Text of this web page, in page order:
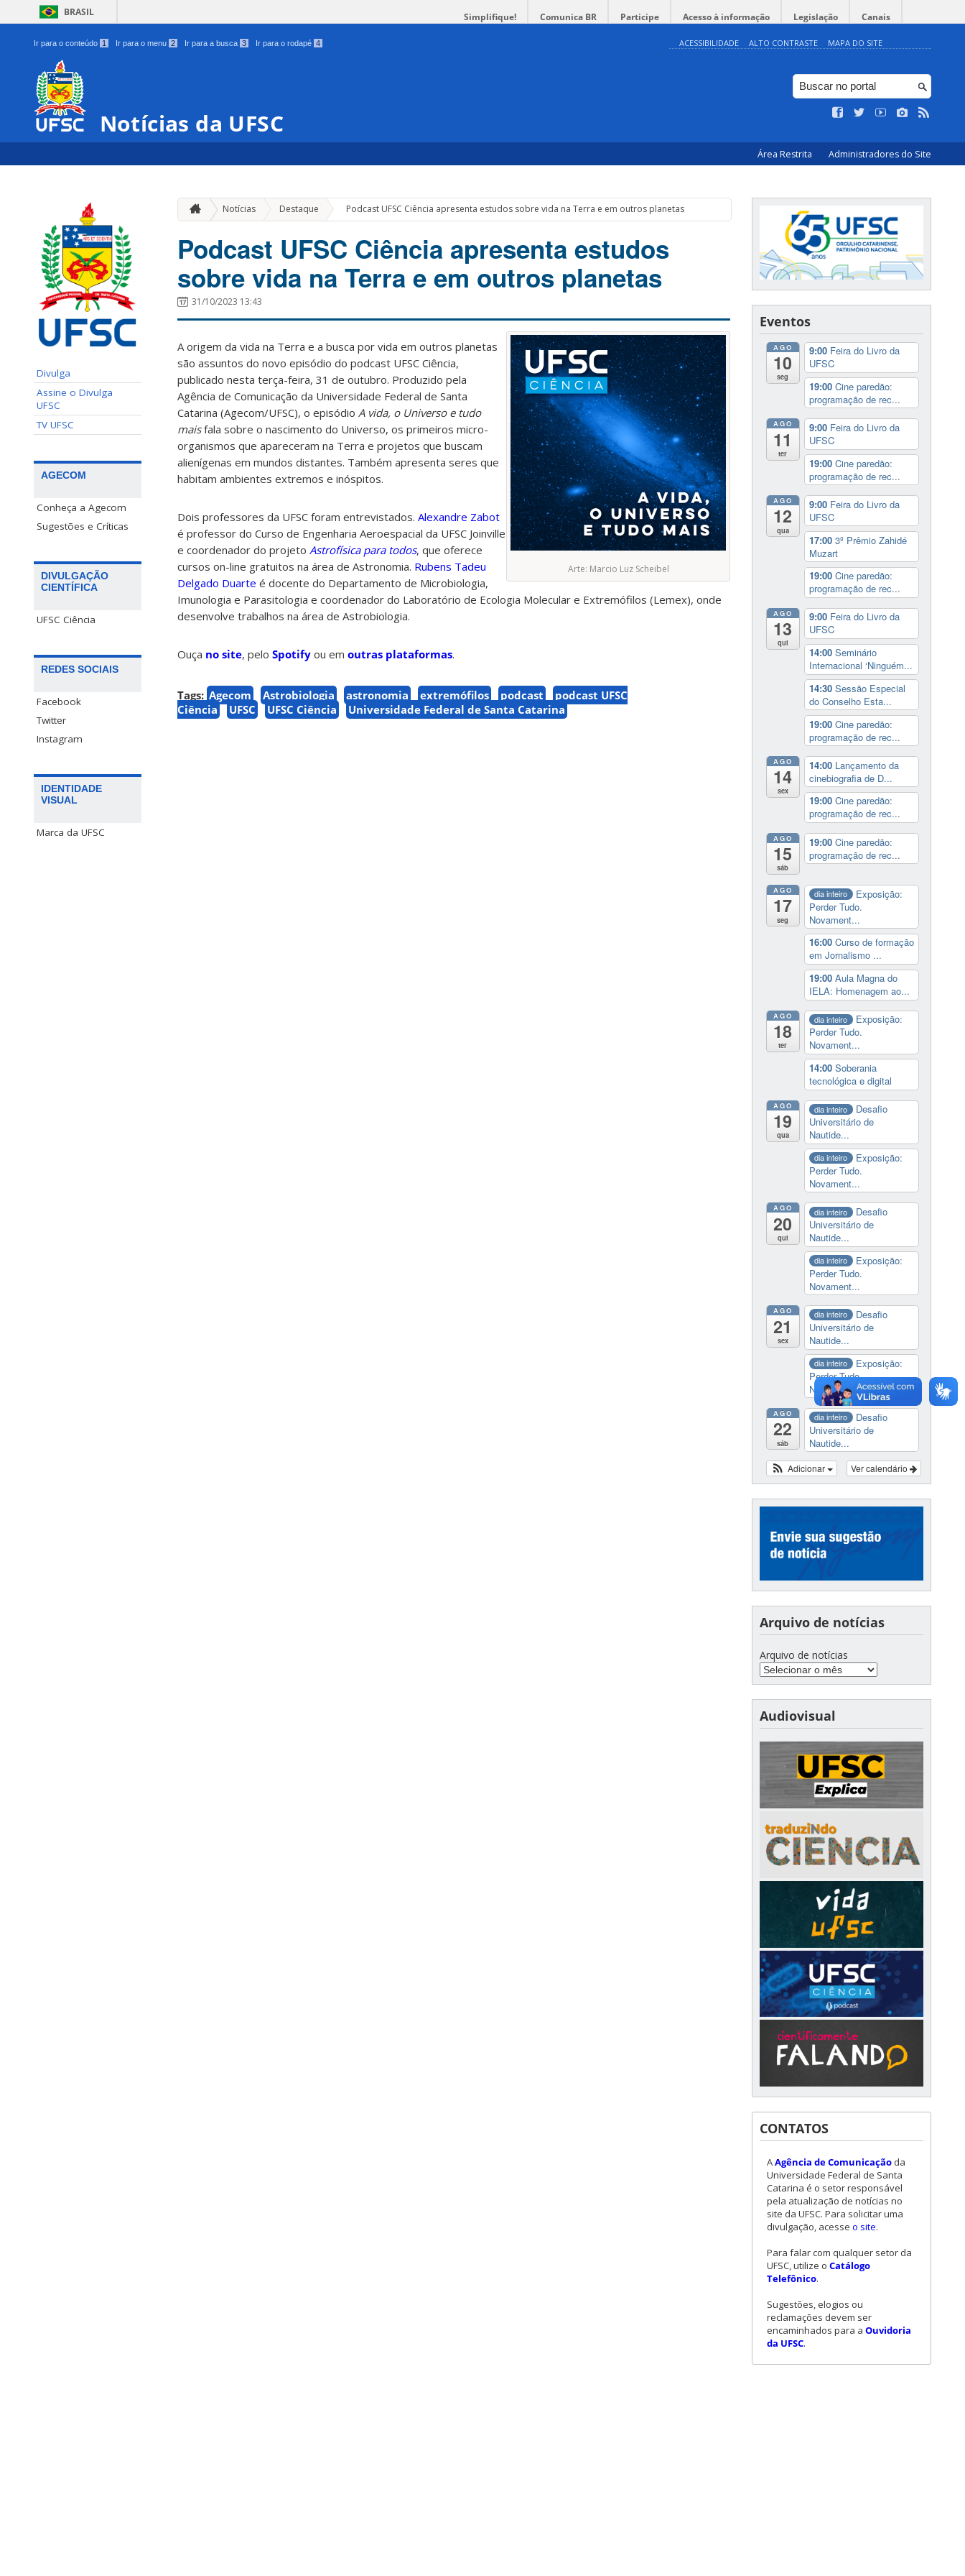
BRASIL Simplifique! Comunica BR Participe Acesso à informação Legislação Canais
Ir para o conteúdo 1 Ir para o menu 2 Ir para a busca 3 Ir para o rodapé 4 ACESSIBILIDADE ALTO CONTRASTE MAPA DO SITE
Notícias da UFSC
Área Restrita Administradores do Site
Divulga
Assine o Divulga
UFSC
TV UFSC
AGECOM
Conheça a Agecom
Sugestões e Críticas
DIVULGAÇÃO
CIENTÍFICA
UFSC Ciência
REDES SOCIAIS
Facebook
Twitter
Instagram
IDENTIDADE
VISUAL
Marca da UFSC
Notícias Destaque » Podcast UFSC Ciência apresenta estudos sobre vida na Terra e em outros planetas
Podcast UFSC Ciência apresenta estudos
sobre vida na Terra e em outros planetas
31/10/2023 13:43
Arte: Marcio Luz Scheibel
A origem da vida na Terra e a busca por vida em outros planetas
são assuntos do novo episódio do podcast UFSC Ciência,
publicado nesta terça-feira, 31 de outubro. Produzido pela
Agência de Comunicação da Universidade Federal de Santa
Catarina (Agecom/UFSC), o episódio A vida, o Universo e tudo
maisfala sobre o nascimento do Universo, os primeiros micro-
organismos que apareceram na Terra e projetos que buscam
alienígenas em mundos distantes. Também apresenta seres que
habitam ambientes extremos e inóspitos.
Dois professores da UFSC foram entrevistados. Alexandre Zabot
é professor do Curso de Engenharia Aeroespacial da UFSC Joinville
e coordenador do projeto Astrofísica para todos, que oferece
cursos on-line gratuitos na área de Astronomia. Rubens Tadeu
Delgado Duarte é docente do Departamento de Microbiologia,
Imunologia e Parasitologia e coordenador do Laboratório de Ecologia Molecular e Extremófilos (Lemex), onde
desenvolve trabalhos na área de Astrobiologia.
Ouça no site, pelo Spotify ou em outras plataformas.
Tags: Agecom Astrobiologia astronomia extremófilos podcast
podcast UFSC
Ciência
UFSC UFSC Ciência Universidade Federal de Santa Catarina
Eventos
AGO
10
seg
9:00 Feira do Livro da
UFSC
19:00 Cine paredão:
programação de rec...
AGO
11
ter
9:00 Feira do Livro da
UFSC
19:00 Cine paredão:
programação de rec...
AGO
12
qua
9:00 Feira do Livro da
UFSC
17:00 3º Prêmio Zahidé
Muzart
19:00 Cine paredão:
programação de rec...
AGO
13
qui
9:00 Feira do Livro da
UFSC
14:00 Seminário
Internacional ‘Ninguém...
14:30 Sessão Especial
do Conselho Esta...
19:00 Cine paredão:
programação de rec...
AGO
14
sex
14:00 Lançamento da
cinebiografia de D...
19:00 Cine paredão:
programação de rec...
AGO
15
sáb
19:00 Cine paredão:
programação de rec...
AGO
17
seg
dia inteiro
Exposição:
Perder Tudo.
Novament...
16:00 Curso de formação
em Jornalismo ...
19:00 Aula Magna do
IELA: Homenagem ao...
AGO
18
ter
dia inteiro
Exposição:
Perder Tudo.
Novament...
14:00 Soberania
tecnológica e digital
AGO
19
qua
dia inteiro
Desafio
Universitário de
Nautide...
dia inteiro
Exposição:
Perder Tudo.
Novament...
AGO
20
qui
dia inteiro
Desafio
Universitário de
Nautide...
dia inteiro
Exposição:
Perder Tudo.
Novament...
AGO
21
sex
dia inteiro
Desafio
Universitário de
Nautide...
dia inteiro
Exposição:
Perder Tudo.
Novament...
AGO
22
sáb
dia inteiro
Desafio
Universitário de
Nautide...
Ver calendário
Adicionar
Arquivo de notícias
Arquivo de notícias
Audiovisual
CONTATOS
AAgência de Comunicação da
Universidade Federal de Santa
Catarina é o setor responsável
pela atualização de notícias no
site da UFSC. Para solicitar uma
divulgação, acesse o site.
Para falar com qualquer setor da
UFSC, utilize o Catálogo
Telefônico.
Sugestões, elogios ou
reclamações devem ser
encaminhados para a Ouvidoria
da UFSC.